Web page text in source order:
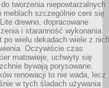
tworzenia niepowtarzalnych
meblach szczególnie ceni się
drewno, dopracowane
i staranność wykonania
po wielu dekadach wiele z nich
Oczywiście czas
matowieje, uchwyty się
bywają porysowane.
renowacji to nie wada, lecz
w tych śladach używania